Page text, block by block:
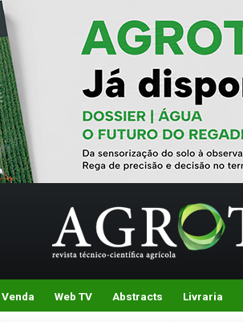
Web TV Abstracts Livraria